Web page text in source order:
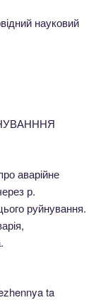
науковий
аварійне
р.
руйнування.
ta